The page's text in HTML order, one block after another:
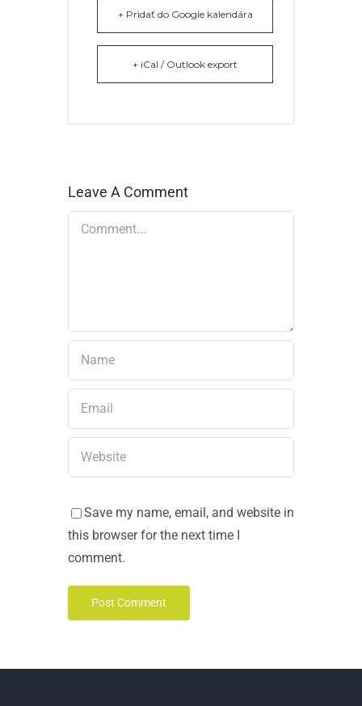
+ Pridať do Google kalendára
+ iCal / Outlook export
Leave A Comment
Comment
Save my name, email, and website in
this browser for the next time I
comment.